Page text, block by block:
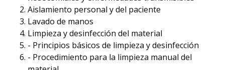
Aislamiento personal y del paciente
Lavado de manos
Limpieza y desinfección del material
- Principios básicos de limpieza y desinfección
- Procedimiento para la limpieza manual del